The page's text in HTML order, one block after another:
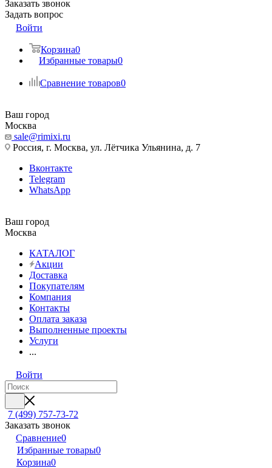
Заказать звонок
Задать вопрос
Войти
Корзина0
Избранные товары0
Сравнение товаров0
Ваш город
Москва
sale@rimixi.ru
Россия, г. Москва, ул. Лётчика Ульянина, д. 7
Вконтакте
Telegram
WhatsApp
Ваш город
Москва
КАТАЛОГ
Акции
Доставка
Покупателям
Компания
Контакты
Оплата заказа
Выполненные проекты
Услуги
...
Войти
7 (499) 757-73-72
Заказать звонок
Сравнение0
Избранные товары0
Корзина0